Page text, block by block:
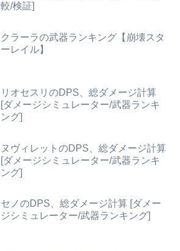
較/検証]
クラーラの武器ランキング【崩壊スタ
ーレイル】
リオセスリのDPS、総ダメージ計算
[ダメージシミュレーター/武器ランキ
ング]
ヌヴィレットのDPS、総ダメージ計算
[ダメージシミュレーター/武器ランキ
ング]
セノのDPS、総ダメージ計算 [ダメー
ジシミュレーター/武器ランキング]